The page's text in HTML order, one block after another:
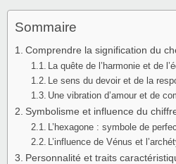
Sommaire
Comprendre la signification du
La quête de l’harmonie et de
Le sens du devoir et de la
Une vibration d’amour et de
Symbolisme et influence du
L’hexagone : symbole de
L’influence de Vénus et
Personnalité et traits